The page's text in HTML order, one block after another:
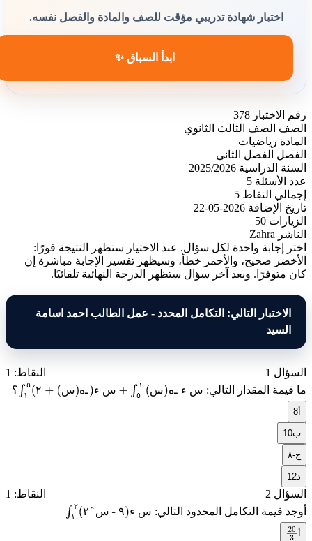
اختبار شهادة تدريبي مؤقت للصف والمادة والفصل نفسه.
ابدأ السباق ✨
رقم الاختبار 378
الصف
الصف الثالث الثانوي
المادة رياضيات
الفصل
الفصل الثاني
السنة الدراسية 2025/2026
عدد الأسئلة 5
إجمالي النقاط 5
تاريخ الإضافة 2026-05-22
الزيارات 50
الناشر Zahra
اختر إجابة واحدة لكل سؤال. عند الاختيار ستظهر النتيجة فورًا:
الأخضر صحيح، والأحمر خطأ، وسيظهر تفسير الإجابة مباشرة إن
كان متوفرًا. وبعد آخر سؤال ستظهر الدرجة النهائية تلقائيًا.
الاختبار التالي: التكامل المحدد - عمل الطالب احمد اسامة
السيد
السؤال 1
النقاط: 1
ما قيمة المقدار التالي:
٥
٢ س هـ ء س
٥
س هـ ء س ∫ ١٥ (٢ + (س)هـ )ء س +
∫ ٥١ (س)هـ ء س ؟
8
ب10
ج٨-
12
السؤال 2
النقاط: 1
أوجد قيمة التكامل المحدود التالي:
٢
٢ س ٩ ء س ∫ ١٢ ( ٢^س - ٩ ) ء س
20